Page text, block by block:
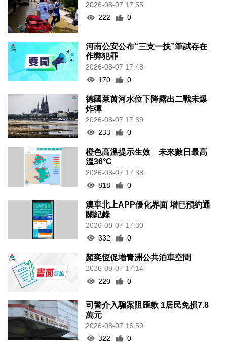
2026-08-07 17:55
222
0
河南公安公布“三支一扶”筆試存在
作弊犯罪
2026-08-07 17:48
170
0
德國萊茵河水位下降露出二戰未爆
炸彈
2026-08-07 17:39
233
0
橙色高溫提示生效 未來數日最高
溫36°C
2026-08-07 17:38
818
0
澳車北上APP優化界面 增已預約通
關紀錄
2026-08-07 17:30
332
0
顏奕恆促增青洲公共泊車空間
2026-08-07 17:14
220
0
司警介入騙案阻匯款 1居民免損7.8
萬元
2026-08-07 16:50
322
0